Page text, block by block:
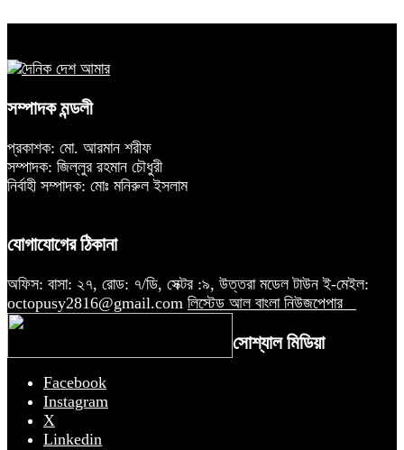
সম্পাদক মন্ডলী
প্রকাশক: মো. আরমান শরীফ
সম্পাদক: জিল্লুর রহমান চৌধুরী
নির্বাহী সম্পাদক: মোঃ মনিরুল ইসলাম
যোগাযোগের ঠিকানা
অফিস: বাসা: ২৭, রোড: ৭/ডি, সেক্টর :৯, উত্তরা মডেল টাউন ই-মেইল:
octopusy2816@gmail.com লিস্টেড আল বাংলা নিউজপেপার
সোশ্যাল মিডিয়া
Facebook
Instagram
X
Linkedin